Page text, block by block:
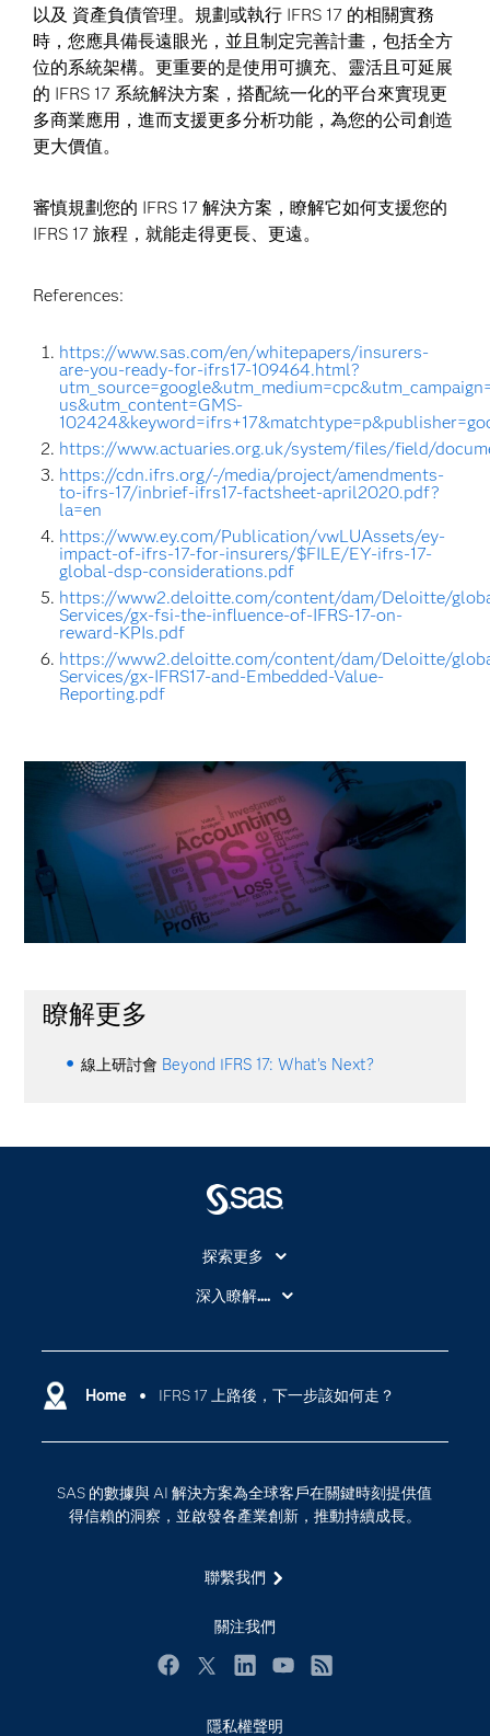
以及 資產負債管理。規劃或執行 IFRS 17 的相關實務
時，您應具備長遠眼光，並且制定完善計畫，包括全方
位的系統架構。更重要的是使用可擴充、靈活且可延展
的 IFRS 17 系統解決方案，搭配統一化的平台來實現更
多商業應用，進而支援更多分析功能，為您的公司創造
更大價值。
審慎規劃您的 IFRS 17 解決方案，瞭解它如何支援您的
IFRS 17 旅程，就能走得更長、更遠。
References:
https://www.sas.com/en/whitepapers/insurers-
are-you-ready-for-ifrs17-109464.html?
us&utm_content=GMS-
https://www.actuaries.org.uk/system/files/field/
https://cdn.ifrs.org/-/media/project/amendments-
to-ifrs-17/inbrief-ifrs17-factsheet-april2020.pdf?
la=en
https://www.ey.com/Publication/vwLUAssets/ey-
impact-of-ifrs-17-for-insurers/$FILE/EY-ifrs-17-
global-dsp-considerations.pdf
https://www2.deloitte.com/content/dam/Deloitte/
Services/gx-fsi-the-influence-of-IFRS-17-on-
reward-KPIs.pdf
https://www2.deloitte.com/content/dam/Deloitte/
Services/gx-IFRS17-and-Embedded-Value-
Reporting.pdf
瞭解更多
線上研討會 Beyond IFRS 17: What's Next?
Home IFRS 17 上路後，下一步該如何走？
SAS 的數據與 AI 解決方案為全球客戶在關鍵時刻提供值
得信賴的洞察，並啟發各產業創新，推動持續成長。
聯繫我們
關注我們
探索更多
About SAS
SAS Viya
Why SAS？
探索工作機會
最新消息
活動
產品
深入瞭解....
數位轉型
雲端計算
隱私權聲明